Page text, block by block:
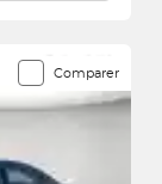
Comparer